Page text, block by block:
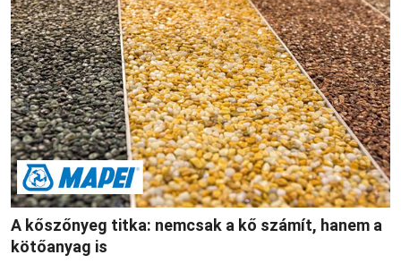
A kőszőnyeg titka: nemcsak a kő számít, hanem a
kötőanyag is